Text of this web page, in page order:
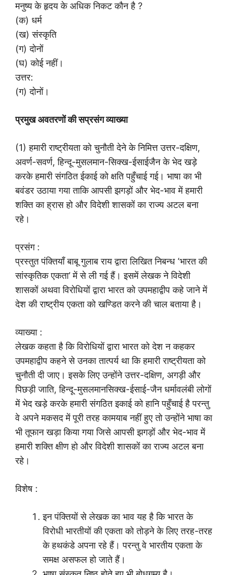
मनुष्य के हृदय के अधिक निकट कौन है ?
(क) धर्म
(ख) संस्कृति
(ग) दोनों
(घ) कोई नहीं।
उत्तर:
(ग) दोनों।
प्रमुख अवतरणों की सप्रसंग व्याख्या
(1) हमारी राष्ट्रीयता को चुनौती देने के निमित्त उत्तर-दक्षिण,
अवर्ण-सवर्ण, हिन्दू-मुसलमान-सिक्ख-ईसाईजैन के भेद खड़े
करके हमारी संगठित ईकाई को क्षति पहुँचाई गई। भाषा का भी
बवंडर उठाया गया ताकि आपसी झगड़ों और भेद-भाव में हमारी
शक्ति का ह्रास हो और विदेशी शासकों का राज्य अटल बना
रहे।
प्रसंग :
प्रस्तुत पंक्तियाँ बाबू गुलाब राय द्वारा लिखित निबन्ध ‘भारत की
सांस्कृतिक एकता’ में से ली गई हैं। इसमें लेखक ने विदेशी
शासकों अथवा विरोधियों द्वारा भारत को उपमहाद्वीप कहे जाने में
देश की राष्ट्रीय एकता को खण्डित करने की चाल बताया है।
व्याख्या :
लेखक कहता है कि विरोधियों द्वारा भारत को देश न कहकर
उपमहाद्वीप कहने से उनका तात्पर्य था कि हमारी राष्ट्रीयता को
चुनौती दी जाए। इसके लिए उन्होंने उत्तर-दक्षिण, अगड़ी और
पिछड़ी जाति, हिन्दू-मुसलमानसिक्ख-ईसाई-जैन धर्मावलंबी लोगों
में भेद खड़े करके हमारी संगठित इकाई को हानि पहुँचाई है परन्तु
वे अपने मकसद में पूरी तरह कामयाब नहीं हुए तो उन्होंने भाषा का
भी तूफान खड़ा किया गया जिसे आपसी झगड़ों और भेद-भाव में
हमारी शक्ति क्षीण हो और विदेशी शासकों का राज्य अटल बना
रहे।
विशेष :
इन पंक्तियों से लेखक का भाव यह है कि भारत के
विरोधी भारतीयों की एकता को तोड़ने के लिए तरह-तरह
के हथकंडे अपना रहे हैं। परन्तु वे भारतीय एकता के
समक्ष असफल हो जाते हैं।